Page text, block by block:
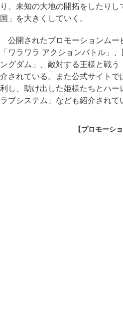
り、未知の大地の開拓をしたり
国」を大きくしていく。
公開されたプロモーションムー
「ワラワラ アクションバトル」
ングダム」、敵対する王様と戦
介されている。また公式サイトで
利し、助け出した姫様たちとハ
ラブシステム」なども紹介されて
【プロモーシ